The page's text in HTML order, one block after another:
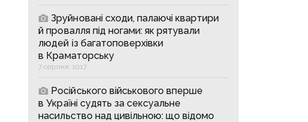
Зруйновані сходи, палаючі квартири
й провалля під ногами: як рятували
людей із багатоповерхівки
в Краматорську
7 серпня, 10:17
Російського військового вперше
в Україні судять за сексуальне
насильство над цивільною: що відомо